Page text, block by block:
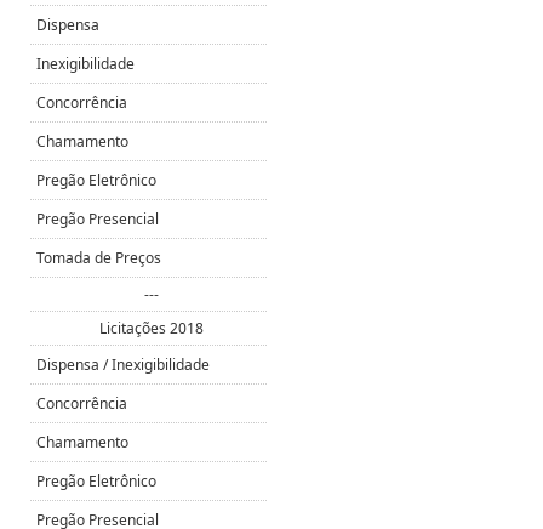
Dispensa
Inexigibilidade
Concorrência
Chamamento
Pregão Eletrônico
Pregão Presencial
Tomada de Preços
---
Licitações 2018
Dispensa / Inexigibilidade
Concorrência
Chamamento
Pregão Eletrônico
Pregão Presencial